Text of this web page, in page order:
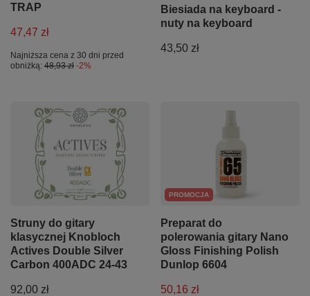
TRAP
47,47 zł
Najniższa cena z 30 dni przed
obniżką: 48,93 zł -2%
Biesiada na keyboard -
nuty na keyboard
43,50 zł
Struny do gitary
klasycznej Knobloch
Actives Double Silver
Carbon 400ADC 24-43
92,00 zł
PROMOCJA
Preparat do
polerowania gitary Nano
Gloss Finishing Polish
Dunlop 6604
50,16 zł